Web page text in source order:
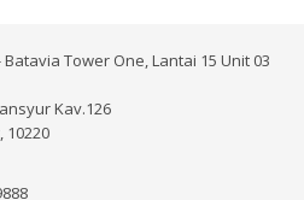
Batavia Tower One, Lantai 15 Unit 03
Kav.126
10220